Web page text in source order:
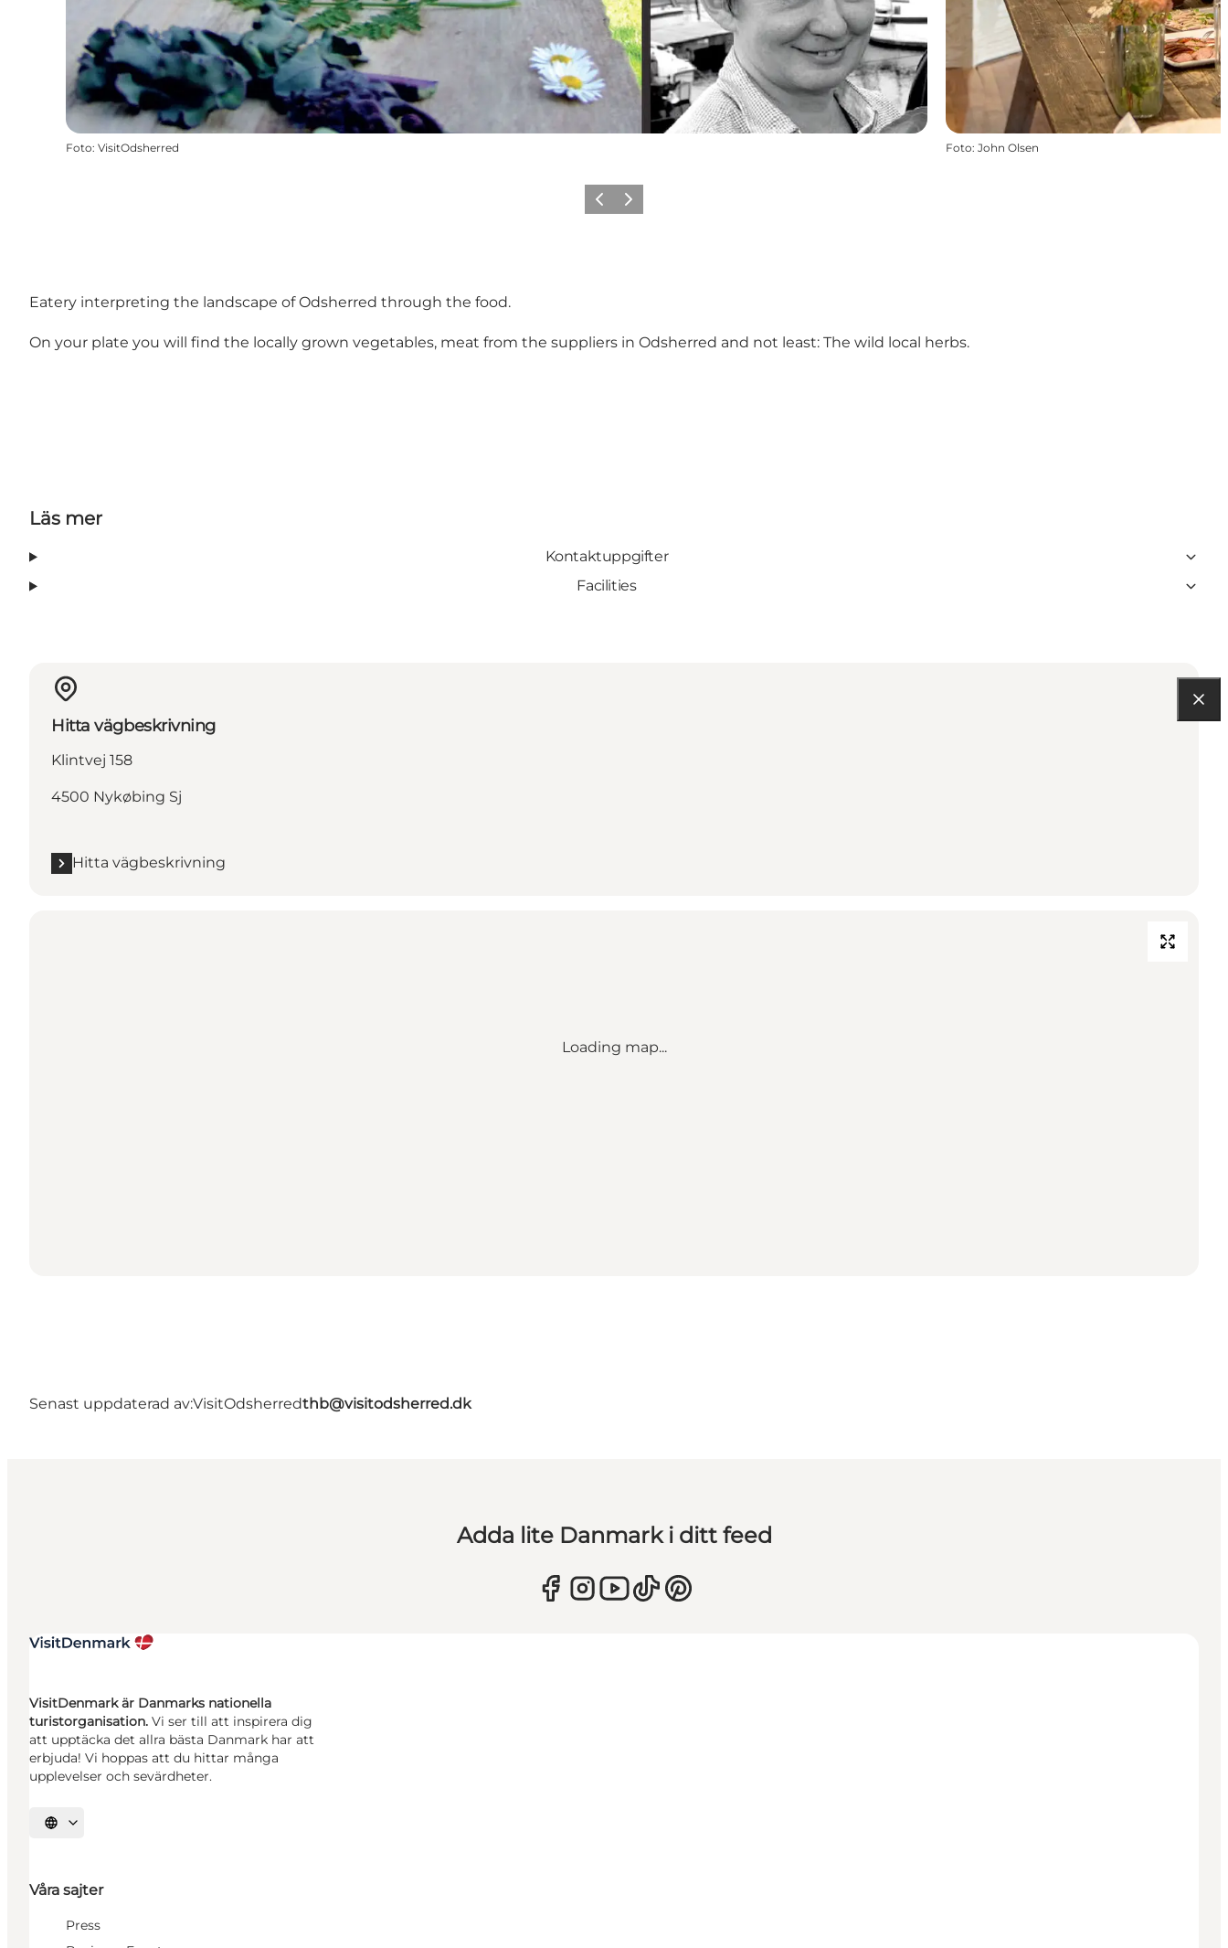
Foto: VisitOdsherred Foto: John Olsen
Föregående
Nästa
Eatery interpreting the landscape of Odsherred through the food.
On your plate you will find the locally grown vegetables, meat from the suppliers in Odsherred and not least: The wild local herbs.
Läs mer
Kontaktuppgifter
Facilities
Hitta vägbeskrivning
Klintvej 158
4500 Nykøbing Sj
Hitta vägbeskrivning
Loading map...
Senast uppdaterad av:VisitOdsherredthb@visitodsherred.dk
Adda lite Danmark i ditt feed
VisitDenmark är Danmarks nationella
turistorganisation. Vi ser till att inspirera dig
att upptäcka det allra bästa Danmark har att
erbjuda! Vi hoppas att du hittar många
upplevelser och sevärdheter.
Välj språk
Våra sajter
Press